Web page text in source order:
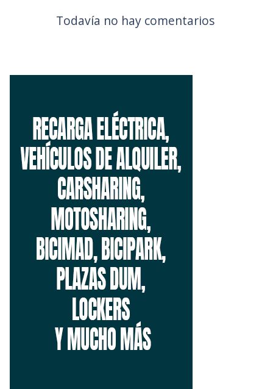
Todavía no hay comentarios